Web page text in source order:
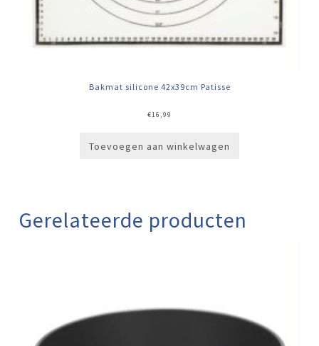
Bakmat silicone 42x39cm Patisse
€16,99
Toevoegen aan winkelwagen
Gerelateerde producten